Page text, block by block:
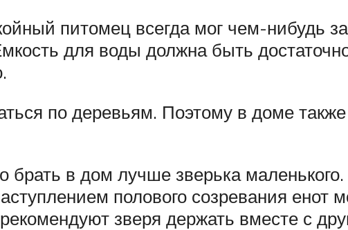
питомец всегда мог чем-нибудь
для воды должна быть
по деревьям. Поэтому в доме
брать в дом лучше зверька
полового созревания енот
зверя держать вместе с